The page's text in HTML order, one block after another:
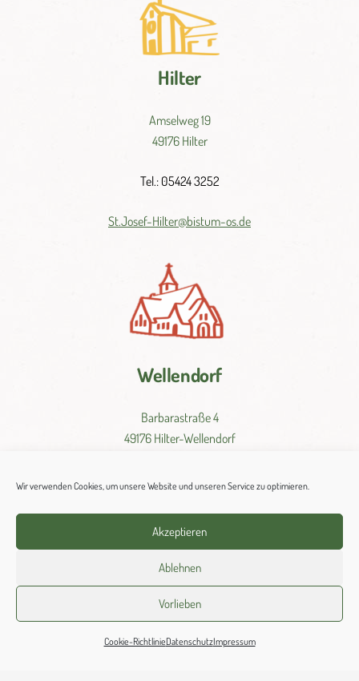
Wir verwenden Cookies, um unsere Website und unseren Service zu optimieren.
Akzeptieren
Ablehnen
Vorlieben
Cookie-RichtlinieDatenschutzImpressum
Hilter
Amselweg 19
49176 Hilter
Tel.: 05424 3252
St.Josef-Hilter@bistum-os.de
Wellendorf
Barbarastraße 4
49176 Hilter-Wellendorf
Wellendorf@bistum-